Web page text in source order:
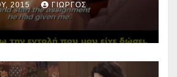
2015 ΓΙΏΡΓΟΣ